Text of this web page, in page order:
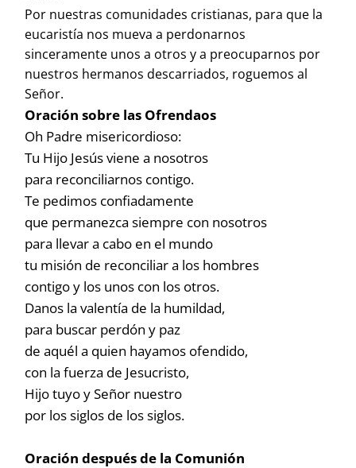
Por nuestras comunidades cristianas, para que la
eucaristía nos mueva a perdonarnos
sinceramente unos a otros y a preocuparnos por
nuestros hermanos descarriados, roguemos al
Señor.
Oración sobre las Ofrendaos
Oh Padre misericordioso:
Tu Hijo Jesús viene a nosotros
para reconciliarnos contigo.
Te pedimos confiadamente
que permanezca siempre con nosotros
para llevar a cabo en el mundo
tu misión de reconciliar a los hombres
contigo y los unos con los otros.
Danos la valentía de la humildad,
para buscar perdón y paz
de aquél a quien hayamos ofendido,
con la fuerza de Jesucristo,
Hijo tuyo y Señor nuestro
por los siglos de los siglos.
Oración después de la Comunión